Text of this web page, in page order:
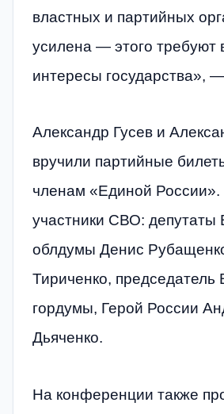
властных и партийных
усилена — этого требуют
интересы государства»,
Александр Гусев и
вручили партийные
членам «Единой России».
участники СВО: депутаты
облдумы Денис
Тириченко, председатель
гордумы, Герой России
Дьяченко.
На конференции также